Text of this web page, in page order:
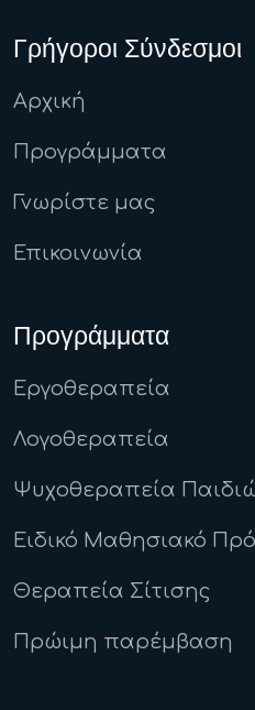
Γρήγοροι Σύνδεσμοι
Αρχική
Προγράμματα
Γνωρίστε μας
Επικοινωνία
Προγράμματα
Εργοθεραπεία
Λογοθεραπεία
Ψυχοθεραπεία
Ειδικό Μαθησιακό
Θεραπεία Σίτισης
Πρώιμη παρέμβαση